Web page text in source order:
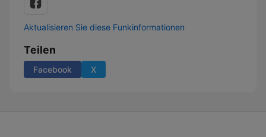
Aktualisieren Sie diese Funkinformationen
Teilen
Facebook X